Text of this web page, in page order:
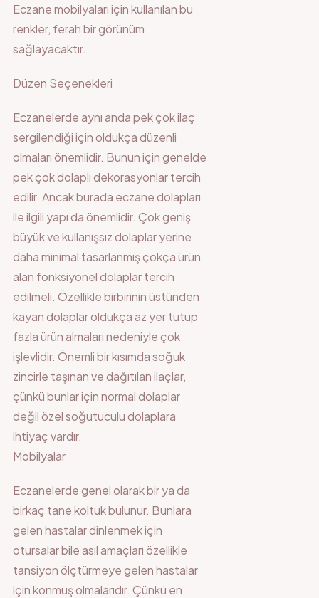
Eczane mobilyaları için kullanılan bu
renkler, ferah bir görünüm
sağlayacaktır.
Düzen Seçenekleri
Eczanelerde aynı anda pek çok ilaç
sergilendiği için oldukça düzenli
olmaları önemlidir. Bunun için genelde
pek çok dolaplı dekorasyonlar tercih
edilir. Ancak burada eczane dolapları
ile ilgili yapı da önemlidir. Çok geniş
büyük ve kullanışsız dolaplar yerine
daha minimal tasarlanmış çokça ürün
alan fonksiyonel dolaplar tercih
edilmeli. Özellikle birbirinin üstünden
kayan dolaplar oldukça az yer tutup
fazla ürün almaları nedeniyle çok
işlevlidir. Önemli bir kısımda soğuk
zincirle taşınan ve dağıtılan ilaçlar,
çünkü bunlar için normal dolaplar
değil özel soğutuculu dolaplara
ihtiyaç vardır.
Mobilyalar
Eczanelerde genel olarak bir ya da
birkaç tane koltuk bulunur. Bunlara
gelen hastalar dinlenmek için
otursalar bile asıl amaçları özellikle
tansiyon ölçtürmeye gelen hastalar
için konmuş olmalarıdır. Çünkü en